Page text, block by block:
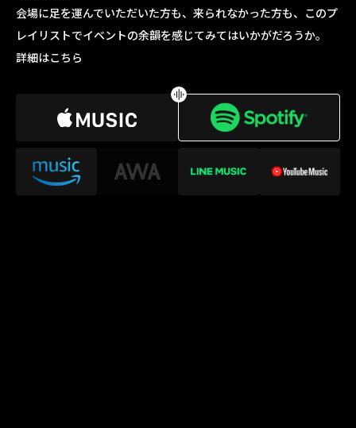
会場に足を運んでいただいた方も、来られなかった方も、このプ
レイリストでイベントの余韻を感じてみてはいかがだろうか。
詳細はこちら